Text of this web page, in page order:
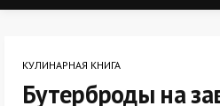
КУЛИНАРНАЯ КНИГА
Бутерброды на